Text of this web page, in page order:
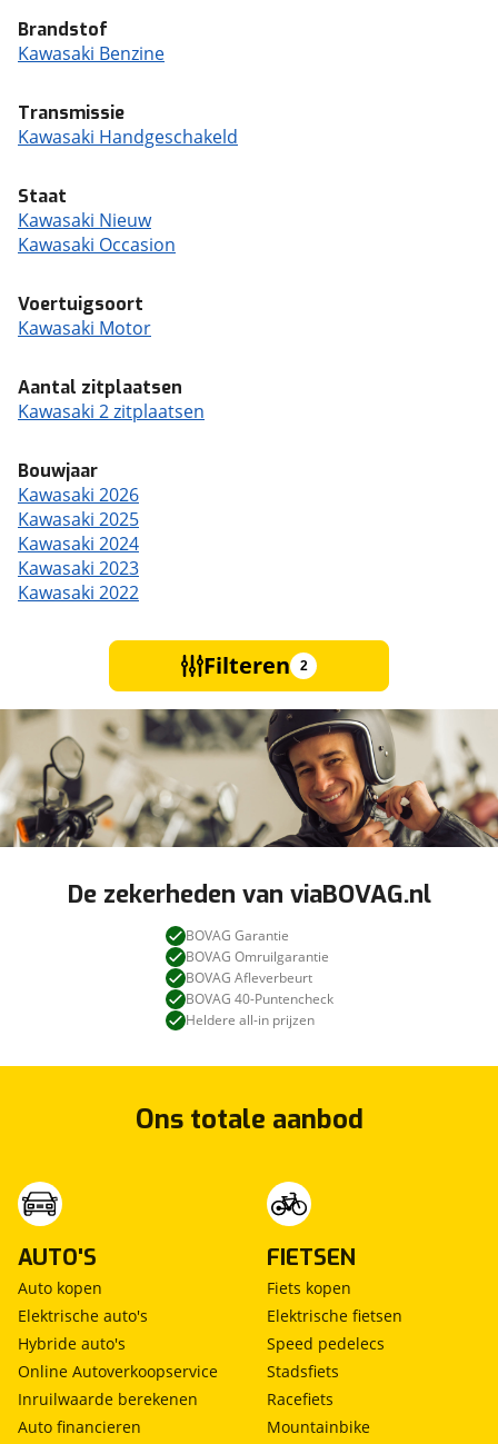
Brandstof
Kawasaki Benzine
Transmissie
Kawasaki Handgeschakeld
Staat
Kawasaki Nieuw
Kawasaki Occasion
Voertuigsoort
Kawasaki Motor
Aantal zitplaatsen
Kawasaki 2 zitplaatsen
Bouwjaar
Kawasaki 2026
Kawasaki 2025
Kawasaki 2024
Kawasaki 2023
Kawasaki 2022
Filteren 2
De zekerheden van viaBOVAG.nl
BOVAG Garantie
BOVAG Omruilgarantie
BOVAG Afleverbeurt
BOVAG 40-Puntencheck
Heldere all-in prijzen
Ons totale aanbod
AUTO'S
Auto kopen
Elektrische auto's
Hybride auto's
Online Autoverkoopservice
Inruilwaarde berekenen
Auto financieren
FIETSEN
Fiets kopen
Elektrische fietsen
Speed pedelecs
Stadsfiets
Racefiets
Mountainbike